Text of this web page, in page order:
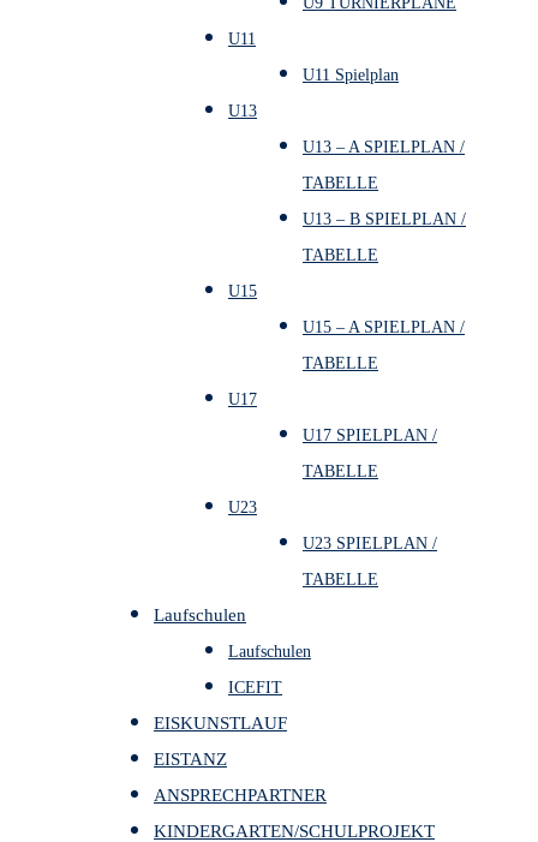
U11
U11 Spielplan
U13
U13 – A SPIELPLAN /
TABELLE
U13 – B SPIELPLAN /
TABELLE
U15
U15 – A SPIELPLAN /
TABELLE
U17
U17 SPIELPLAN /
TABELLE
U23
U23 SPIELPLAN /
TABELLE
Laufschulen
Laufschulen
ICEFIT
EISKUNSTLAUF
EISTANZ
ANSPRECHPARTNER
KINDERGARTEN/SCHULPROJEKT